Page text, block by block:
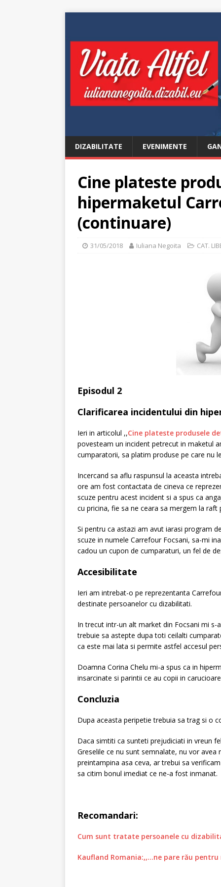
DIZABILITATE EVENIMENTE
Cine plateste
hipermaketul
(continuare)
31/05/2018 Iuliana Negoita CAT.
Episodul 2
Clarificarea incidentului din
Ieri in articolul ,,Cine plateste produsele
povesteam un incident petrecut in maketul
cumparatorii, sa platim produse pe care nu
Incercand sa aflu raspunsul la aceasta
ore am fost contactata de cineva ce
scuze pentru acest incident si a spus ca
cu pricina, fie sa ne ceara sa mergem la
Si pentru ca astazi am avut iarasi program
scuze in numele Carrefour Focsani, sa-mi
cadou un cupon de cumparaturi, un fel de
Accesibilitate
Ieri am intrebat-o pe reprezentanta
destinate persoanelor cu dizabilitati.
In trecut intr-un alt market din Focsani mi s-
trebuie sa astepte dupa toti ceilalti
ca este mai lata si permite astfel accesul
Doamna Corina Chelu mi-a spus ca in
insarcinate si parintii ce au copii in
Concluzia
Dupa aceasta peripetie trebuia sa trag si o
Daca simtiti ca sunteti prejudiciati in vreun
Greselile ce nu sunt semnalate, nu vor
preintampina asa ceva, ar trebui sa
sa citim bonul imediat ce ne-a fost inmanat.
Recomandari:
Cum sunt tratate persoanele cu
Kaufland Romania:,,…ne pare rău